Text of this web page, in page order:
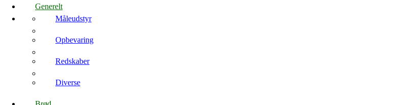
Generelt
Måleudstyr
Opbevaring
Redskaber
Diverse